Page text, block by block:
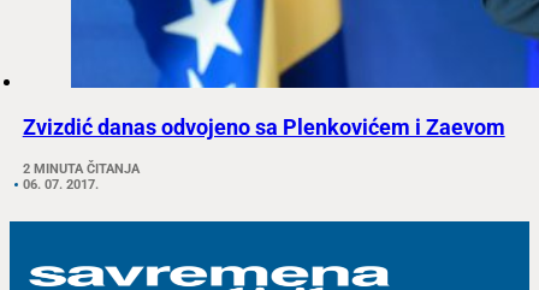
Zvizdić danas odvojeno sa Plenkovićem i Zaevom
2 MINUTA ČITANJA
06. 07. 2017.